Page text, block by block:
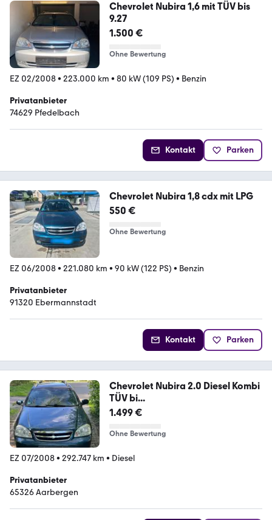
Chevrolet Nubira 1,6 mit TÜV bis
9.27
1.500 €
Ohne Bewertung
EZ 02/2008• 223.000 km • 80 kW (109 PS) • Benzin
Privatanbieter
74629 Pfedelbach
Kontakt Parken
Chevrolet Nubira 1,8 cdx mit LPG
550 €
Ohne Bewertung
EZ 06/2008• 221.080 km • 90 kW (122 PS) • Benzin
Privatanbieter
91320 Ebermannstadt
Kontakt Parken
Chevrolet Nubira 2.0 Diesel Kombi
TÜV bi...
1.499 €
Ohne Bewertung
EZ 07/2008• 292.747 km • Diesel
Privatanbieter
65326 Aarbergen